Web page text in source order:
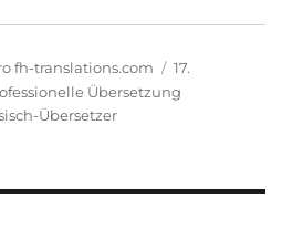
fh-translations.com
Veröffentlicht
am
17.
Übersetzung
Übersetzer